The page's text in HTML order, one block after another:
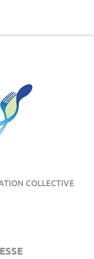
COLLECTIVE